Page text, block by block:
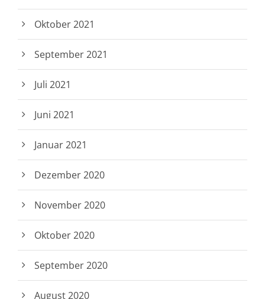
Oktober 2021
September 2021
Juli 2021
Juni 2021
Januar 2021
Dezember 2020
November 2020
Oktober 2020
September 2020
August 2020